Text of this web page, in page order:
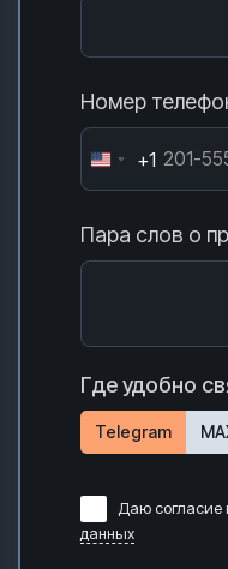
Номер
+1
Пара слов о
Где удобно
Telegram
Даю согласие
данных